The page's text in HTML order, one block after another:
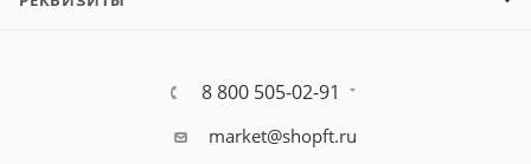
8 800 505-02-91
market@shopft.ru